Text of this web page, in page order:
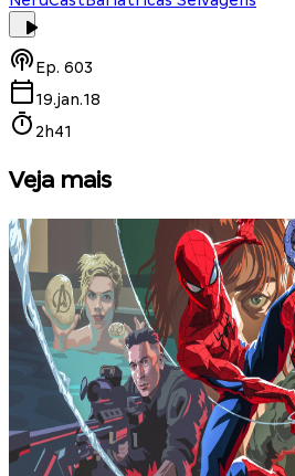
Ep. 603
19.jan.18
2h41
Veja mais